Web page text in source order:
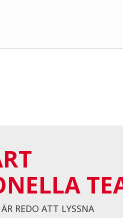
REDO ATT LYSSNA